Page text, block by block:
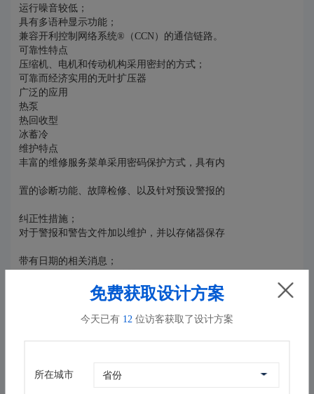
运行噪音较低；
具有多语种显示功能；
兼容开利控制网络系统®（CCN）的通信链路。
可靠性特点
压缩机、电机和传动机构采用密封的方式；
可靠而经济实用的无叶扩压器
广泛的应用
热泵
热回收型
冰蓄冷
维护特点
丰富的维修服务菜单采用密码保护方式，具有内
置的诊断功能、故障检修、以及针对预设警报的
纠正性措施；
对于警报和警告文件加以维护，并以存储器保存
带有日期的相关消息；
每一只水接管上的快装接头方便连接温度传感器
可与用户订立售后服务合同。
免费获取设计方案
今天已有 12 位访客获取了设计方案
所在城市